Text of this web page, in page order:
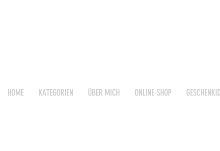
HOME KATEGORIEN ÜBER MICH ONLINE-SHOP